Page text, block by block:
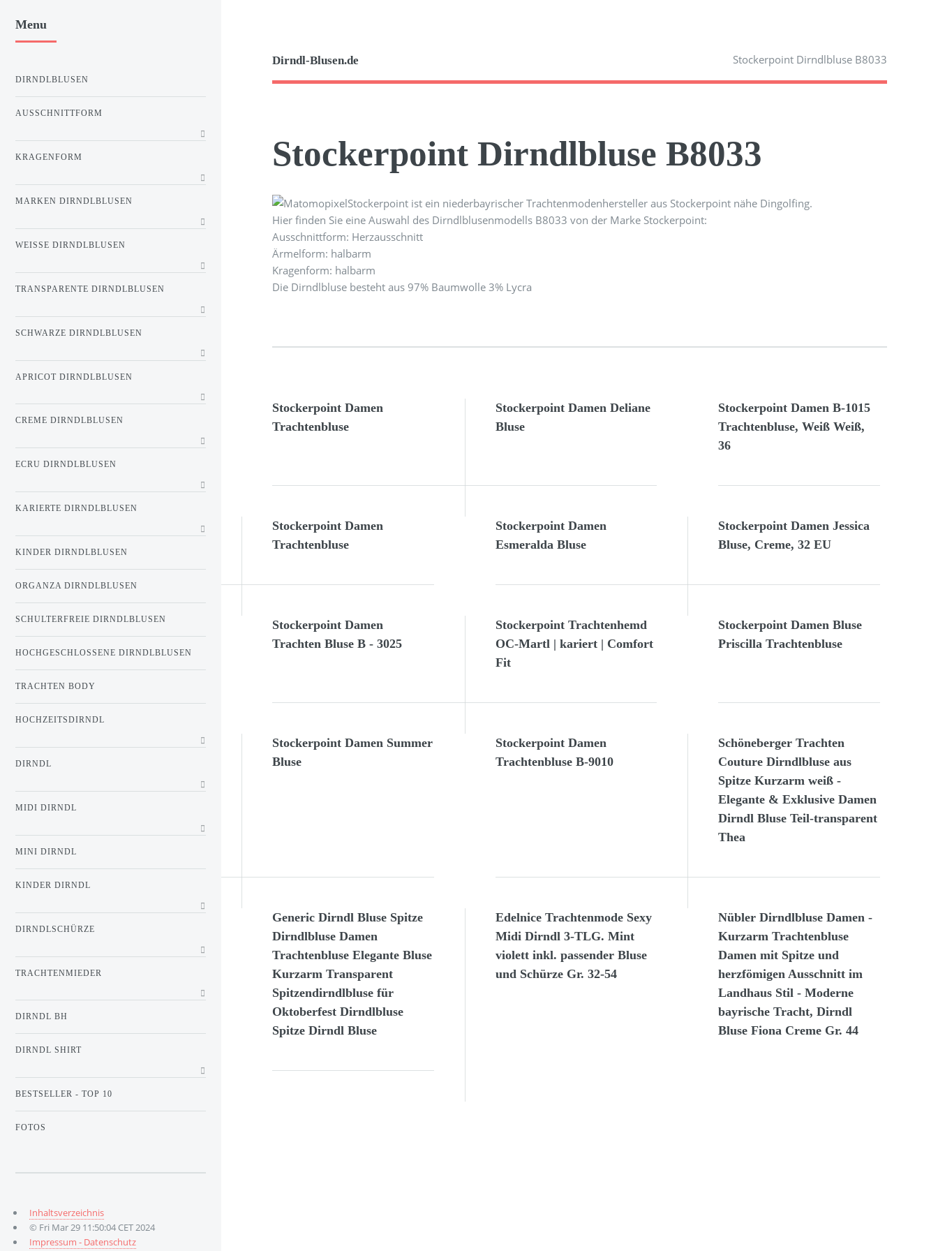
Dirndl-Blusen.de Stockerpoint Dirndlbluse B8033
Stockerpoint Dirndlbluse B8033
Stockerpoint ist ein niederbayrischer Trachtenmodenhersteller aus Stockerpoint nähe Dingolfing.
Hier finden Sie eine Auswahl des Dirndlblusenmodells B8033 von der Marke Stockerpoint:
Ausschnittform: Herzausschnitt
Ärmelform: halbarm
Kragenform: halbarm
Die Dirndlbluse besteht aus 97% Baumwolle 3% Lycra
Stockerpoint Damen
Trachtenbluse
Stockerpoint Damen Deliane
Bluse
Stockerpoint Damen B-1015
Trachtenbluse, Weiß Weiß,
36
Stockerpoint Damen
Trachtenbluse
Stockerpoint Damen
Esmeralda Bluse
Stockerpoint Damen Jessica
Bluse, Creme, 32 EU
Stockerpoint Damen
Trachten Bluse B - 3025
Stockerpoint Trachtenhemd
OC-Martl | kariert | Comfort
Fit
Stockerpoint Damen Bluse
Priscilla Trachtenbluse
Stockerpoint Damen Summer
Bluse
Stockerpoint Damen
Trachtenbluse B-9010
Schöneberger Trachten
Couture Dirndlbluse aus
Spitze Kurzarm weiß -
Elegante & Exklusive Damen
Dirndl Bluse Teil-transparent
Thea
Generic Dirndl Bluse Spitze
Dirndlbluse Damen
Trachtenbluse Elegante Bluse
Kurzarm Transparent
Spitzendirndlbluse für
Oktoberfest Dirndlbluse
Spitze Dirndl Bluse
Edelnice Trachtenmode Sexy
Midi Dirndl 3-TLG. Mint
violett inkl. passender Bluse
und Schürze Gr. 32-54
Nübler Dirndlbluse Damen -
Kurzarm Trachtenbluse
Damen mit Spitze und
herzfömigen Ausschnitt im
Landhaus Stil - Moderne
bayrische Tracht, Dirndl
Bluse Fiona Creme Gr. 44
Menu
DIRNDLBLUSEN
AUSSCHNITTFORM
KRAGENFORM
MARKEN DIRNDLBLUSEN
WEISSE DIRNDLBLUSEN
TRANSPARENTE DIRNDLBLUSEN
SCHWARZE DIRNDLBLUSEN
APRICOT DIRNDLBLUSEN
CREME DIRNDLBLUSEN
ECRU DIRNDLBLUSEN
KARIERTE DIRNDLBLUSEN
KINDER DIRNDLBLUSEN
ORGANZA DIRNDLBLUSEN
SCHULTERFREIE DIRNDLBLUSEN
HOCHGESCHLOSSENE DIRNDLBLUSEN
TRACHTEN BODY
HOCHZEITSDIRNDL
DIRNDL
MIDI DIRNDL
MINI DIRNDL
KINDER DIRNDL
DIRNDLSCHÜRZE
TRACHTENMIEDER
DIRNDL BH
DIRNDL SHIRT
BESTSELLER - TOP 10
FOTOS
Inhaltsverzeichnis
© Fri Mar 29 11:50:04 CET 2024
Impressum - Datenschutz